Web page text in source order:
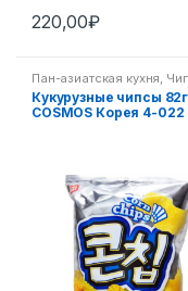
220,00₽
Пан-азиатская кухня
Кукурузные чипсы 82г
COSMOS Корея 4-022